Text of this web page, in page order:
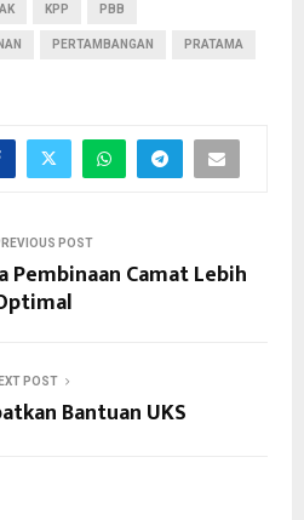
KPP PBB
PERTAMBANGAN PRATAMA
POST
Pembinaan Camat Lebih
POST
Bantuan UKS